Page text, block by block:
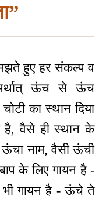
हुए हर संकल्प व
ऊंच से ऊंच
का स्थान दिया
वैसे ही स्थान के
नाम, वैसी ऊंची
के लिए गायन है -
गायन है - ऊंचे ते